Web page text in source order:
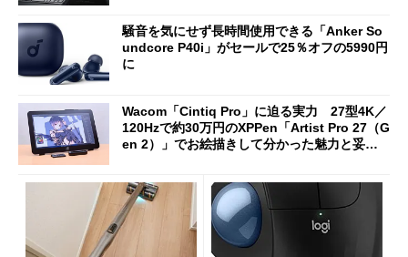
騒音を気にせず長時間使用できる「Anker So
undcore P40i」がセールで25％オフの5990円
に
Wacom「Cintiq Pro」に迫る実力 27型4K／
120Hzで約30万円のXPPen「Artist Pro 27（G
en 2）」でお絵描きして分かった魅力と妥協